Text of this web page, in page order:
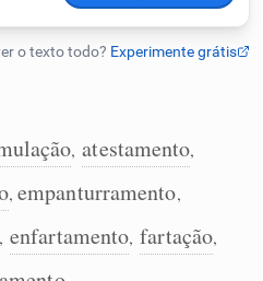
, atestamento,
,empanturramento,
, enfartamento, fartação,